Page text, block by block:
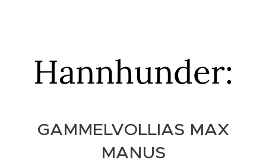
Hannhunder:
GAMMELVOLLIAS MAX
MANUS